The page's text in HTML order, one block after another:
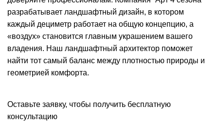
разрабатывает ландшафтный дизайн, в котором
каждый дециметр работает на общую концепцию, а
«воздух» становится главным украшением вашего
владения. Наш ландшафтный архитектор поможет
найти тот самый баланс между плотностью природы и
геометрией комфорта.
Оставьте заявку, чтобы получить бесплатную
консультацию